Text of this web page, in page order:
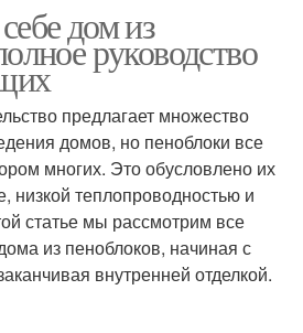
обустройство
Материалы для
внутренней отделки
Отделка для стен
дом из
руководство
предлагает множество
домов, но пеноблоки все
многих. Это обусловлено их
низкой теплопроводностью и
статье мы рассмотрим все
из пеноблоков, начиная с
внутренней отделкой.